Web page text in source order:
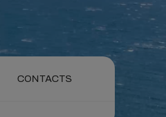
CONTACTS